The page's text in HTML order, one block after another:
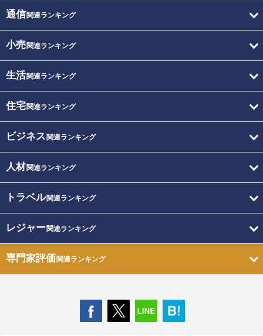
通信関連ランキング
小売関連ランキング
生活関連ランキング
住宅関連ランキング
ビジネス 関連ランキング
人材関連ランキング
トラベル関連ランキング
レジャー関連ランキング
専門家評価関連ランキング